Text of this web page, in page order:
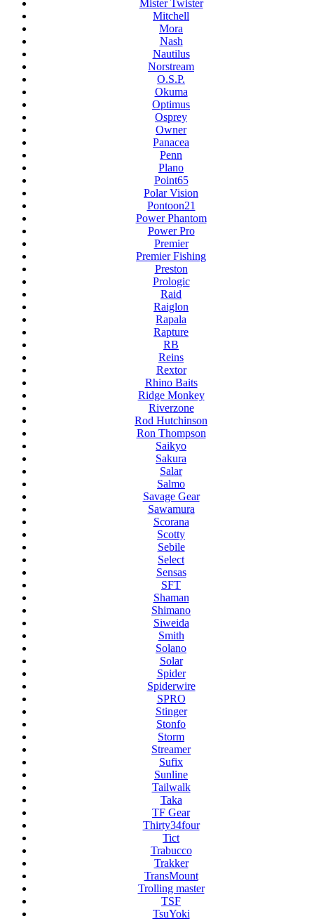
Mister Twister
Mitchell
Mora
Nash
Nautilus
Norstream
O.S.P.
Okuma
Optimus
Osprey
Owner
Panacea
Penn
Plano
Point65
Polar Vision
Pontoon21
Power Phantom
Power Pro
Premier
Premier Fishing
Preston
Prologic
Raid
Raiglon
Rapala
Rapture
RB
Reins
Rextor
Rhino Baits
Ridge Monkey
Riverzone
Rod Hutchinson
Ron Thompson
Saikyo
Sakura
Salar
Salmo
Savage Gear
Sawamura
Scorana
Scotty
Sebile
Select
Sensas
SFT
Shaman
Shimano
Siweida
Smith
Solano
Solar
Spider
Spiderwire
SPRO
Stinger
Stonfo
Storm
Streamer
Sufix
Sunline
Tailwalk
Taka
TF Gear
Thirty34four
Tict
Trabucco
Trakker
TransMount
Trolling master
TSF
TsuYoki